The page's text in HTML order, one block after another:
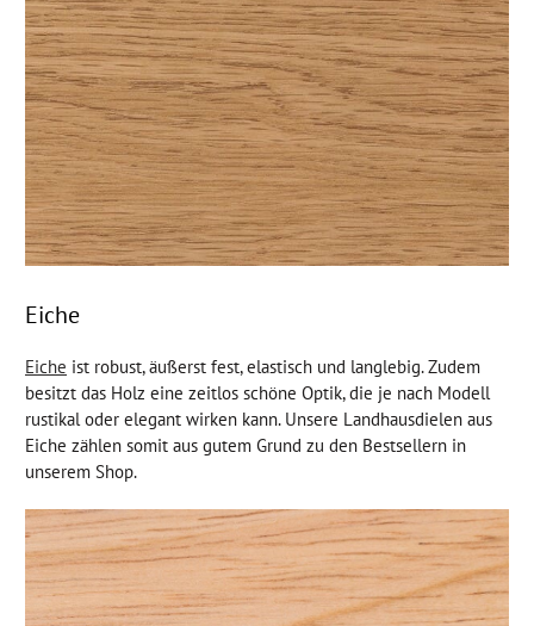
Eiche
Eiche ist robust, äußerst fest, elastisch und langlebig. Zudem
besitzt das Holz eine zeitlos schöne Optik, die je nach Modell
rustikal oder elegant wirken kann. Unsere Landhausdielen aus
Eiche zählen somit aus gutem Grund zu den Bestsellern in
unserem Shop.